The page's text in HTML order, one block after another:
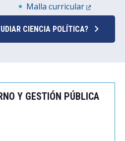
Malla curricular
CIENCIA POLÍTICA?
Y GESTIÓN PÚBLICA